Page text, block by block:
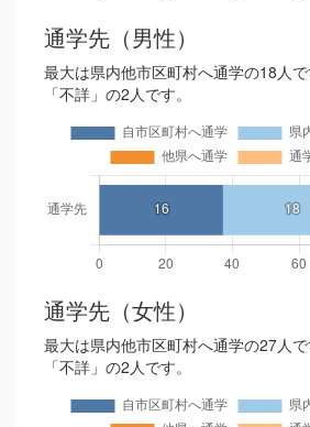
通学先（男性）
最大は県内他市区町村へ通学の18人
「不詳」の2人です。
通学先（女性）
最大は県内他市区町村へ通学の27人
「不詳」の2人です。